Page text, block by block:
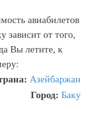
авиабилетов
зависит от того,
Вы летите, к
Азейбаржан
Город: Баку